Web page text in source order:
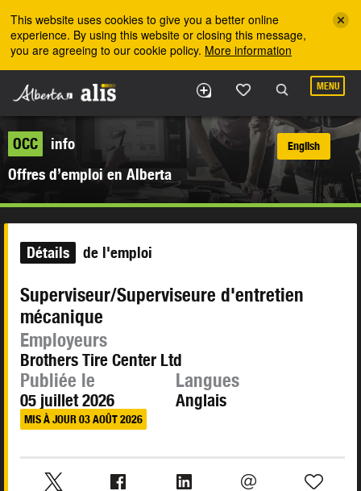
This website uses cookies to give you a better online
experience. By using this website or closing this message,
you are agreeing to our cookie policy. More information
MENU
OCC
info
Offres d’emploi en Alberta
English
Détails de l'emploi
Superviseur/Superviseure d'entretien
mécanique
Employeurs
Brothers Tire Center Ltd
Publiée le
05 juillet 2026
MIS À JOUR 03 AOÛT 2026
Langues
Anglais